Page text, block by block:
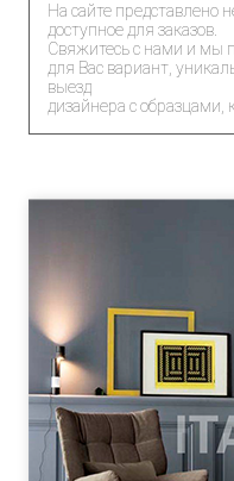
На сайте представлено
доступное для заказов.
Свяжитесь с нами и мы
для Вас вариант,
выезд
дизайнера с образцами,